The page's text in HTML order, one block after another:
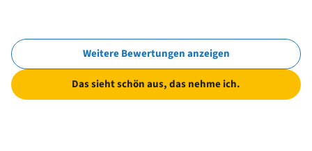
Weitere Bewertungen anzeigen
Das sieht schön aus, das nehme ich.